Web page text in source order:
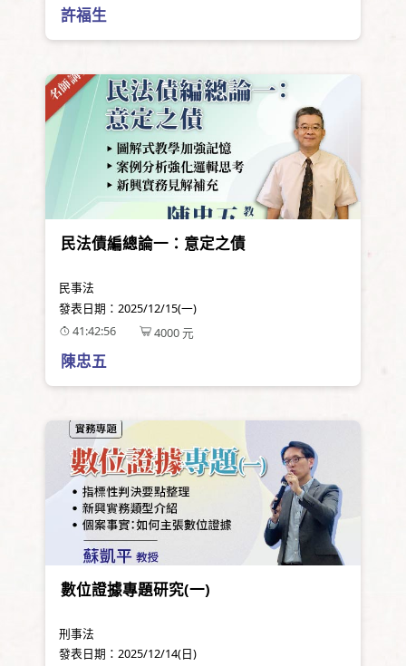
許福生
民法債編總論一：意定之債
民事法
發表日期： 2025/12/15(一)
41:42:56
4000元
陳忠五
數位證據專題研究(一)
刑事法
發表日期：2025/12/14(日)